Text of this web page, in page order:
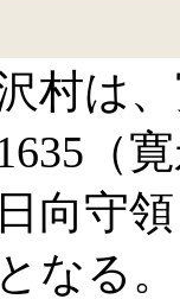
村は
（
向守
なる